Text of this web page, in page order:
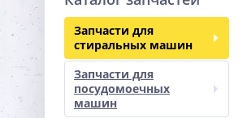
Запчасти для
стиральных машин
Запчасти для
посудомоечных
машин